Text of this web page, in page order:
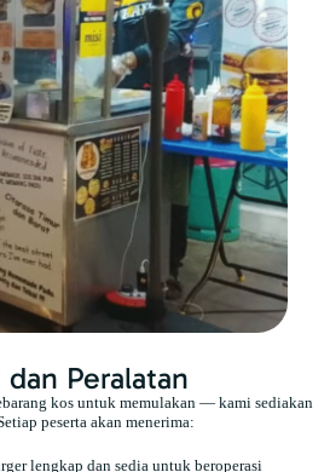
dan Peralatan
kos untuk memulakan — kami sediakan
peserta akan menerima:
lengkap dan sedia untuk beroperasi